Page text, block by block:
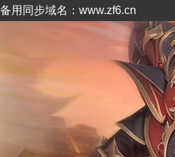
备用同步域名：www.zf6.cn